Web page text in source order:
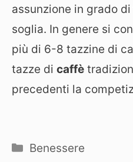
assunzione in grado
soglia. In genere si
più di 6-8 tazzine di
tazze di caffè
precedenti la
Categorie
Benessere